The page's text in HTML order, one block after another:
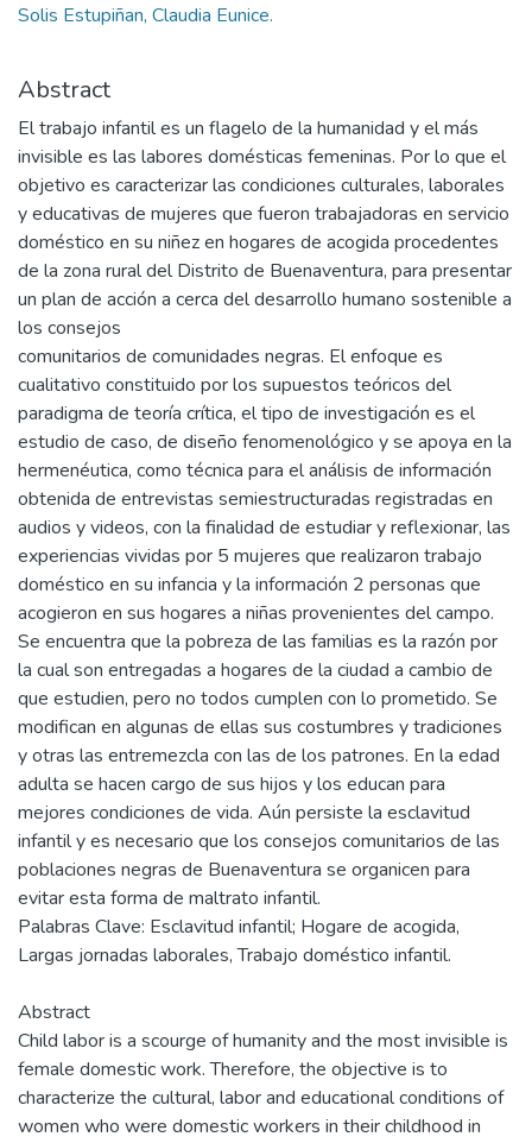
Solis Estupiñan, Claudia Eunice.
Abstract
El trabajo infantil es un flagelo de la humanidad y el más
invisible es las labores domésticas femeninas. Por lo que el
objetivo es caracterizar las condiciones culturales, laborales
y educativas de mujeres que fueron trabajadoras en servicio
doméstico en su niñez en hogares de acogida procedentes
de la zona rural del Distrito de Buenaventura, para presentar
un plan de acción a cerca del desarrollo humano sostenible a
los consejos
comunitarios de comunidades negras. El enfoque es
cualitativo constituido por los supuestos teóricos del
paradigma de teoría crítica, el tipo de investigación es el
estudio de caso, de diseño fenomenológico y se apoya en la
hermenéutica, como técnica para el análisis de información
obtenida de entrevistas semiestructuradas registradas en
audios y videos, con la finalidad de estudiar y reflexionar, las
experiencias vividas por 5 mujeres que realizaron trabajo
doméstico en su infancia y la información 2 personas que
acogieron en sus hogares a niñas provenientes del campo.
Se encuentra que la pobreza de las familias es la razón por
la cual son entregadas a hogares de la ciudad a cambio de
que estudien, pero no todos cumplen con lo prometido. Se
modifican en algunas de ellas sus costumbres y tradiciones
y otras las entremezcla con las de los patrones. En la edad
adulta se hacen cargo de sus hijos y los educan para
mejores condiciones de vida. Aún persiste la esclavitud
infantil y es necesario que los consejos comunitarios de las
poblaciones negras de Buenaventura se organicen para
evitar esta forma de maltrato infantil.
Palabras Clave: Esclavitud infantil; Hogare de acogida,
Largas jornadas laborales, Trabajo doméstico infantil.
Abstract
Child labor is a scourge of humanity and the most invisible is
female domestic work. Therefore, the objective is to
characterize the cultural, labor and educational conditions of
women who were domestic workers in their childhood in